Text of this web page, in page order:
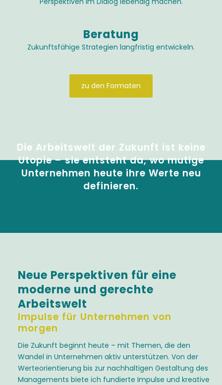
Beratung
Zukunftsfähige Strategien langfristig entwickeln.
zu den Formaten
Die Arbeitswelt der Zukunft ist keine
Utopie – sie entsteht da, wo mutige
Unternehmen heute ihre Werte neu
definieren.
Neue Perspektiven für eine
moderne und gerechte
Arbeitswelt
Impulse für Unternehmen von
morgen
Die Zukunft beginnt heute – mit Themen, die den
Wandel in Unternehmen aktiv unterstützen. Von der
Werteorientierung bis zur nachhaltigen Gestaltung des
Managements biete ich fundierte Impulse und kreative